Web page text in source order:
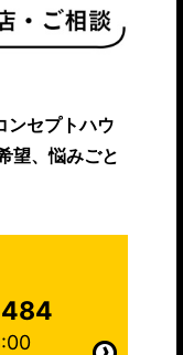
ンセプトハウ
望、悩みごと